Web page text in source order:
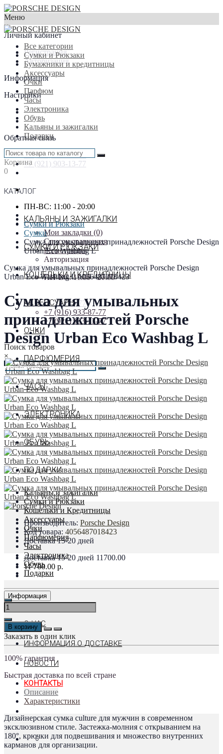
Меню
×
Личный кабинет
Регистрация
Авторизация
Информация
Настройки
Обратная связь
+7 (916) 933-87-77
+7 (921) 903-13-77
ПН-ВС: 11:00 - 20:00
Личный кабинет
Мои закладки (0)
Список сравнения
Регистрация
Авторизация
ПН-ВС: 11:00 - 20:00
ПН-ВС: 11:00 - 20:00
+7 (916) 933-87-77
+7 (916) 933-87-77
+7 (921) 903-13-77
Поиск товаров
×
Все категории
Сумки и Рюкзаки
Бумажники и кредитницы
Аксессуары
Очки
Парфюм
Часы
Электроника
Обувь
Кальяны и зажигалки
Подарки
Корзина
0
КАТАЛОГ
КАЛЬЯНЫ И ЗАЖИГАЛКИ
СУМКИ И РЮКЗАКИ
КОШЕЛЬКИ И КРЕДИТНИЦЫ
АКСЕССУАРЫ
ОЧКИ
ПАРФЮМЕРИЯ
ЧАСЫ
ЭЛЕКТРОНИКА
ОБУВЬ
ПОДАРКИ
Кальяны и зажигалки
Сумки и Рюкзаки
Кошельки и Кредитницы
Аксессуары
Очки
Парфюмерия
Часы
Электроника
Обувь
Подарки
Информация
О НАС
ИНФОРМАЦИЯ О ДОСТАВКЕ
НОВОСТИ
КОНТАКТЫ
Сумки и Рюкзаки
Сумки
Сумка для умывальных принадлежностей Porsche Design
Urban Eco Washbag L
Сумка для умывальных принадлежностей Porsche Design
Urban Eco Washbag L 4056487018423
Сумка для умывальных
принадлежностей Porsche
Design Urban Eco Washbag L
Производитель: Porsche Design
Код товара: 4056487018423
Доставка 15-20 дней
Доставка 15-20 дней 11700.00
11 700.00 р.
В корзину
Заказать в один клик
100% гарантия
Быстрая доставка по всей стране
Описание
Характеристики
Дизайнерская сумка culture для мужчин в современном
эксклюзивном стиле. Застежка-молния с открыванием на
180°, крючки для подвешивания и множество внутренних
карманов для организации.